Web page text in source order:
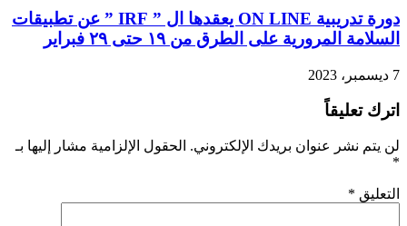
دورة تدريبية ON LINE يعقدها ال ” IRF ” عن تطبيقات
السلامة المرورية على الطرق من ١٩ حتى ٢٩ فبراير
7 ديسمبر، 2023
اترك تعليقاً
لن يتم نشر عنوان بريدك الإلكتروني. الحقول الإلزامية مشار إليها بـ
*
التعليق *